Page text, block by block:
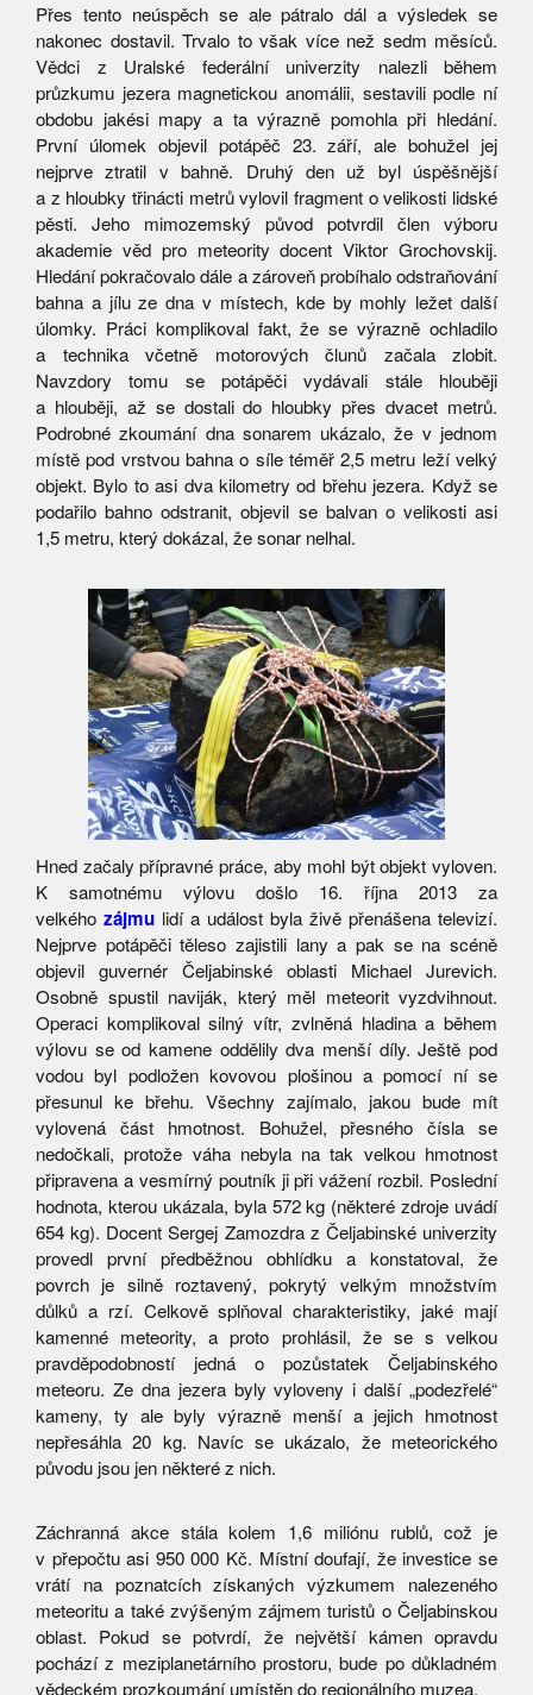
Přes tento neúspěch se ale pátralo dál a výsledek se
nakonec dostavil. Trvalo to však více než sedm měsíců.
Vědci z Uralské federální univerzity nalezli během
průzkumu jezera magnetickou anomálii, sestavili podle ní
obdobu jakési mapy a ta výrazně pomohla při hledání.
První úlomek objevil potápěč 23. září, ale bohužel jej
nejprve ztratil v bahně. Druhý den už byl úspěšnější
a z hloubky třinácti metrů vylovil fragment o velikosti lidské
pěsti. Jeho mimozemský původ potvrdil člen výboru
akademie věd pro meteority docent Viktor Grochovskij.
Hledání pokračovalo dále a zároveň probíhalo odstraňování
bahna a jílu ze dna v místech, kde by mohly ležet další
úlomky. Práci komplikoval fakt, že se výrazně ochladilo
a technika včetně motorových člunů začala zlobit.
Navzdory tomu se potápěči vydávali stále hlouběji
a hlouběji, až se dostali do hloubky přes dvacet metrů.
Podrobné zkoumání dna sonarem ukázalo, že v jednom
místě pod vrstvou bahna o síle téměř 2,5 metru leží velký
objekt. Bylo to asi dva kilometry od břehu jezera. Když se
podařilo bahno odstranit, objevil se balvan o velikosti asi
1,5 metru, který dokázal, že sonar nelhal.
Hned začaly přípravné práce, aby mohl být objekt vyloven.
K samotnému výlovu došlo 16. října 2013 za
velkého zájmu lidí a událost byla živě přenášena televizí.
Nejprve potápěči těleso zajistili lany a pak se na scéně
objevil guvernér Čeljabinské oblasti Michael Jurevich.
Osobně spustil naviják, který měl meteorit vyzdvihnout.
Operaci komplikoval silný vítr, zvlněná hladina a během
výlovu se od kamene oddělily dva menší díly. Ještě pod
vodou byl podložen kovovou plošinou a pomocí ní se
přesunul ke břehu. Všechny zajímalo, jakou bude mít
vylovená část hmotnost. Bohužel, přesného čísla se
nedočkali, protože váha nebyla na tak velkou hmotnost
připravena a vesmírný poutník ji při vážení rozbil. Poslední
hodnota, kterou ukázala, byla 572 kg (některé zdroje uvádí
654 kg). Docent Sergej Zamozdra z Čeljabinské univerzity
provedl první předběžnou obhlídku a konstatoval, že
povrch je silně roztavený, pokrytý velkým množstvím
důlků a rzí. Celkově splňoval charakteristiky, jaké mají
kamenné meteority, a proto prohlásil, že se s velkou
pravděpodobností jedná o pozůstatek Čeljabinského
meteoru. Ze dna jezera byly vyloveny i další „podezřelé“
kameny, ty ale byly výrazně menší a jejich hmotnost
nepřesáhla 20 kg. Navíc se ukázalo, že meteorického
původu jsou jen některé z nich.
Záchranná akce stála kolem 1,6 miliónu rublů, což je
v přepočtu asi 950 000 Kč. Místní doufají, že investice se
vrátí na poznatcích získaných výzkumem nalezeného
meteoritu a také zvýšeným zájmem turistů o Čeljabinskou
oblast. Pokud se potvrdí, že největší kámen opravdu
pochází z meziplanetárního prostoru, bude po důkladném
vědeckém prozkoumání umístěn do regionálního muzea.